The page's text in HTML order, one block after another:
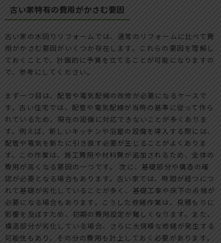
古い家特有の費用がかさむ要因
古い家の水回りリフォームでは、通常のリフォームに比べて費
用がかさむ要因がいくつか存在します。これらの要因を理解し
ておくことで、計画的に予算を立てることが可能になりますの
で、参考にしてください。
まず一つ目は、配管や電気配線の改修が必要になるケースで
す。古い住宅では、配管や電気配線が当時の基準に従って作ら
れているため、現在の設備に対応できないことが多くありま
す。例えば、新しいキッチンや浴室の設備を導入する際には、
配管や電気を新たに引き直す必要が生じることがよくありま
す。この作業は、施工費用や材料費が追加されるため、全体の
費用が高くなる要因の一つです。 次に、基礎部分や構造の確
認が必要となる場合もあります。古い家では、時間が経つにつ
れて基礎が劣化していることが多く、基礎工事や床下の点検が
必要になる場合もあります。こうした修繕作業は、見積もりに
影響を及ぼすため、初期の費用設定が難しくなります。また、
構造部分が劣化している場合、さらに大規模な修繕が発生する
可能性もあり、その分の費用も計上しておく必要があります。